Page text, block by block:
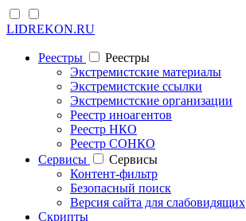
LIDREKON.RU
Реестры
Реестры
Экстремистские материалы
Экстремистские ссылки
Экстремистские организации
Реестр иноагентов
Реестр НКО
Реестр СОНКО
Cервисы
Cервисы
Контент-фильтр
Безопасный поиск
Версия сайта для слабовидящих
Скрипты